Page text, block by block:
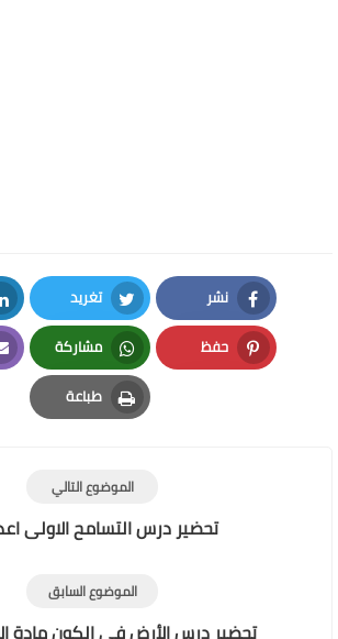
نشر
Facebook
تغريد
Twitter
حفظ
Pinterest
مشاركة
Whatsapp
طباعة
Print
الموضوع التالي
تحضير درس التسامح الاولى
الموضوع السابق
تحضير درس الأرض في الكون مادة